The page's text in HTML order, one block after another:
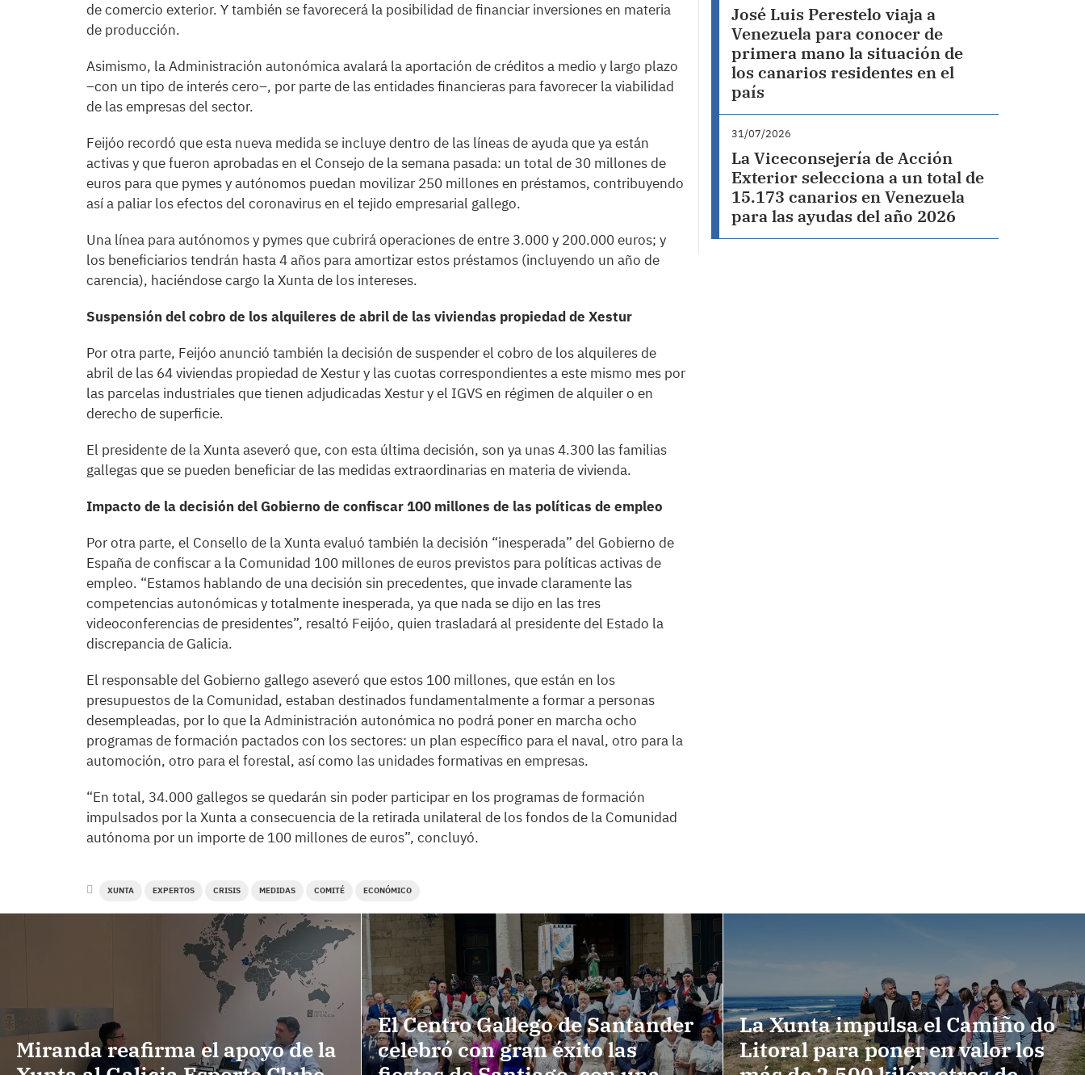
de comercio exterior. Y también se favorecerá la posibilidad de financiar inversiones en materia
de producción.
Asimismo, la Administración autonómica avalará la aportación de créditos a medio y largo plazo
–con un tipo de interés cero–, por parte de las entidades financieras para favorecer la viabilidad
de las empresas del sector.
Feijóo recordó que esta nueva medida se incluye dentro de las líneas de ayuda que ya están
activas y que fueron aprobadas en el Consejo de la semana pasada: un total de 30 millones de
euros para que pymes y autónomos puedan movilizar 250 millones en préstamos, contribuyendo
así a paliar los efectos del coronavirus en el tejido empresarial gallego.
Una línea para autónomos y pymes que cubrirá operaciones de entre 3.000 y 200.000 euros; y
los beneficiarios tendrán hasta 4 años para amortizar estos préstamos (incluyendo un año de
carencia), haciéndose cargo la Xunta de los intereses.
Suspensión del cobro de los alquileres de abril de las viviendas propiedad de Xestur
Por otra parte, Feijóo anunció también la decisión de suspender el cobro de los alquileres de
abril de las 64 viviendas propiedad de Xestur y las cuotas correspondientes a este mismo mes por
las parcelas industriales que tienen adjudicadas Xestur y el IGVS en régimen de alquiler o en
derecho de superficie.
El presidente de la Xunta aseveró que, con esta última decisión, son ya unas 4.300 las familias
gallegas que se pueden beneficiar de las medidas extraordinarias en materia de vivienda.
Impacto de la decisión del Gobierno de confiscar 100 millones de las políticas de empleo
Por otra parte, el Consello de la Xunta evaluó también la decisión “inesperada” del Gobierno de
España de confiscar a la Comunidad 100 millones de euros previstos para políticas activas de
empleo. “Estamos hablando de una decisión sin precedentes, que invade claramente las
competencias autonómicas y totalmente inesperada, ya que nada se dijo en las tres
videoconferencias de presidentes”, resaltó Feijóo, quien trasladará al presidente del Estado la
discrepancia de Galicia.
El responsable del Gobierno gallego aseveró que estos 100 millones, que están en los
presupuestos de la Comunidad, estaban destinados fundamentalmente a formar a personas
desempleadas, por lo que la Administración autonómica no podrá poner en marcha ocho
programas de formación pactados con los sectores: un plan específico para el naval, otro para la
automoción, otro para el forestal, así como las unidades formativas en empresas.
“En total, 34.000 gallegos se quedarán sin poder participar en los programas de formación
impulsados por la Xunta a consecuencia de la retirada unilateral de los fondos de la Comunidad
autónoma por un importe de 100 millones de euros”, concluyó.
XUNTA EXPERTOS CRISIS MEDIDAS COMITÉ ECONÓMICO
José Luis Perestelo viaja a
Venezuela para conocer de
primera mano la situación de
los canarios residentes en el
país
31/07/2026
La Viceconsejería de Acción
Exterior selecciona a un total de
15.173 canarios en Venezuela
para las ayudas del año 2026
Miranda reafirma el apoyo de la
El Centro Gallego de Santander
celebró con gran éxito las
La Xunta impulsa el Camiño do
Litoral para poner en valor los